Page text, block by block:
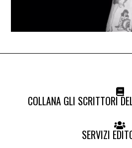
COLLANA GLI SCRITTORI
SERVIZI